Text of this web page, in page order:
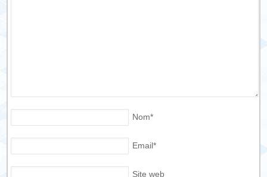
Nom*
Email*
Site web